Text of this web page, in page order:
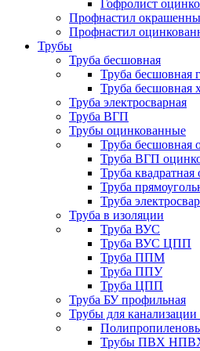
Гофролист
Профнастил
Профнастил
Трубы
Труба бесшовная
Труба бесшовная
Труба бесшовная
Труба электросварная
Труба ВГП
Трубы оцинкованные
Труба бесшовная
Труба ВГП
Труба
Труба
Труба
Труба в изоляции
Труба ВУС
Труба ВУС ЦПП
Труба ППМ
Труба ППУ
Труба ЦПП
Труба БУ профильная
Трубы для канализации
Трубы ПВХ НПВХ